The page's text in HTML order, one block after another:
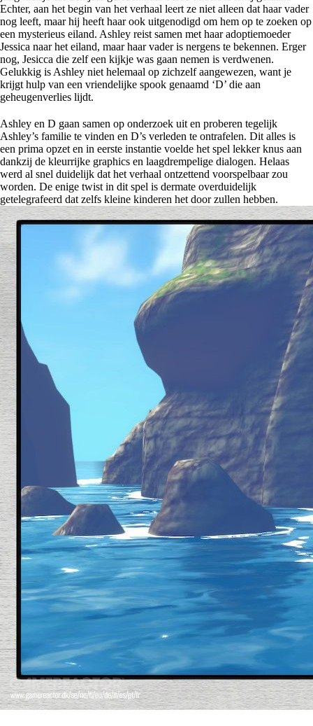
Echter, aan het begin van het verhaal leert ze niet alleen dat haar vader
nog leeft, maar hij heeft haar ook uitgenodigd om hem op te zoeken op
een mysterieus eiland. Ashley reist samen met haar adoptiemoeder
Jessica naar het eiland, maar haar vader is nergens te bekennen. Erger
nog, Jesicca die zelf een kijkje was gaan nemen is verdwenen.
Gelukkig is Ashley niet helemaal op zichzelf aangewezen, want je
krijgt hulp van een vriendelijke spook genaamd ‘D’ die aan
geheugenverlies lijdt.
Ashley en D gaan samen op onderzoek uit en proberen tegelijk
Ashley’s familie te vinden en D’s verleden te ontrafelen. Dit alles is
een prima opzet en in eerste instantie voelde het spel lekker knus aan
dankzij de kleurrijke graphics en laagdrempelige dialogen. Helaas
werd al snel duidelijk dat het verhaal ontzettend voorspelbaar zou
worden. De enige twist in dit spel is dermate overduidelijk
getelegrafeerd dat zelfs kleine kinderen het door zullen hebben.